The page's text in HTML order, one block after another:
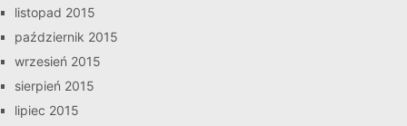
listopad 2015
październik 2015
wrzesień 2015
sierpień 2015
lipiec 2015